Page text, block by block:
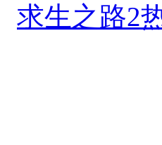
求生之路2